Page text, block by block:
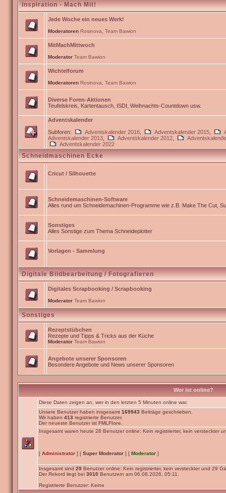
Inspiration - Mach Mit!
Jede Woche ein neues Werk!
Moderatoren Rosinova Team Bawion
MitMachMittwoch
Moderator Team Bawion
Wichtelforum
Moderatoren Rosinova Team Bawion
Diverse Foren-Aktionen
Teufelskreis, Kartentausch, ISDI, Weihnachts-Countdown usw.
Adventskalender
Subforen:
Adventskalender 2016 Adventskalender 2015
Adventskalender 2013
Adventskalender 2012
Adventskalender 2022
Schneidmaschinen Ecke
Cricut / Silhouette
Schneidemaschinen-Software
Alles rund um Schneidemachinen-Programme wie z.B. Make The Cut,
Sonstiges
Alles Sonstige zum Thema Schneideplotter
Vorlagen - Sammlung
Digitale Bildbearbeitung / Fotografieren
Digitales Scrapbooking / Scrapbooking
Moderator Team Bawion
Sonstiges
Rezeptstübchen
Rezepte und Tipps & Tricks aus der Küche
Moderator Team Bawion
Angebote unserer Sponsoren
Besondere Angebote und News unserer Sponsoren
Wer ist online?
Diese Daten zeigen an, wer in den letzten 5 Minuten online war.
Unsere Benutzer haben insgesamt 169943 Beiträge geschrieben.
Wir haben 413 registrierte Benutzer.
Der neueste Benutzer ist FMLFlore
Insgesamt waren heute 28 Benutzer online: Kein registrierter, kein versteckter
[ Administrator ] [ Super Moderator ] [ Moderator ]
Insgesamt sind 29 Benutzer online: Kein registrierter, kein versteckter und 29
Der Rekord liegt bei 3010 Benutzern am 06.08.2026, 05:11.
Registrierte Benutzer: Keine